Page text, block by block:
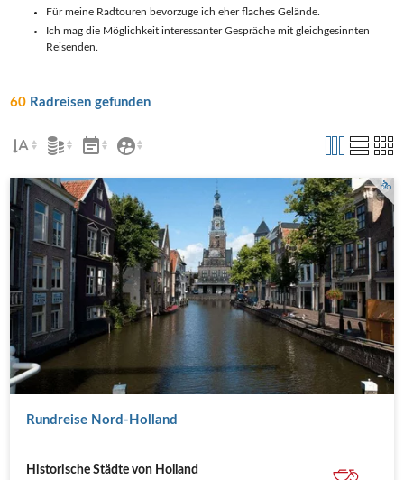
Für meine Radtouren bevorzuge ich eher flaches Gelände.
Ich mag die Möglichkeit interessanter Gespräche mit gleichgesinnten
Reisenden.
60 Radreisen gefunden
Rundreise Nord-Holland
Historische Städte von Holland